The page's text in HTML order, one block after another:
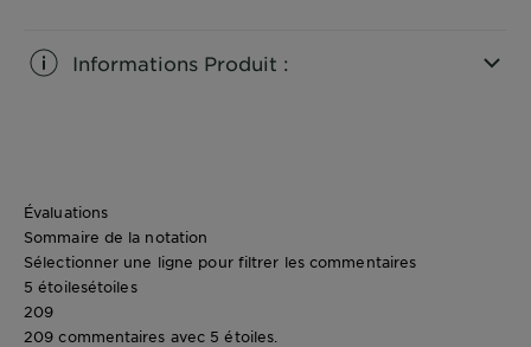
Informations Produit :
Évaluations
Sommaire de la notation
Sélectionner une ligne pour filtrer les commentaires
5 étoilesétoiles
209
209 commentaires avec 5 étoiles.